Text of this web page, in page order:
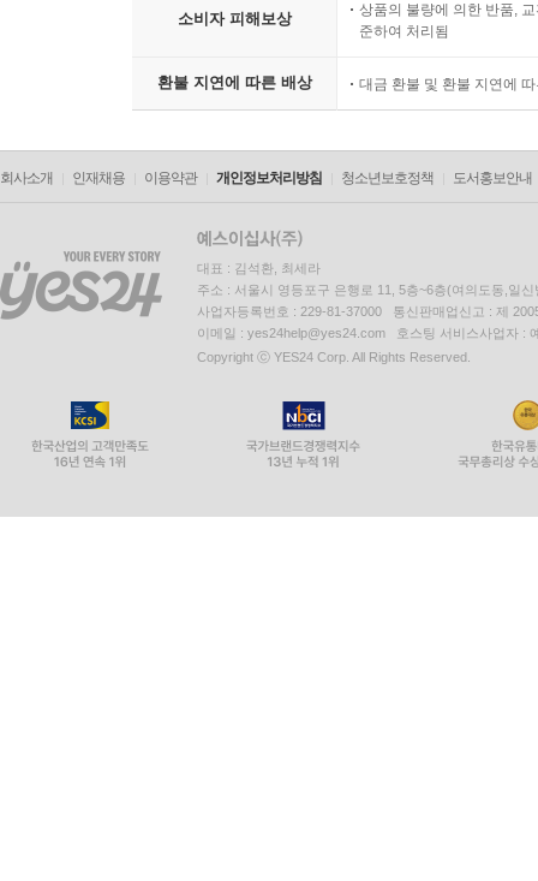
소비자 피해보상
상품의 불량에 의한 반품,
준하여 처리됨
환불 지연에 따른 배상 대금 환불 및 환불 지연에
회사소개 인재채용 이용약관 개인정보처리방침 청소년보호정책 도서홍보안내
대표 : 김석환, 최세라
주소 : 서울시 영등포구 은행로 11, 5층~6층(여의도동,일신
사업자등록번호 : 229-81-37000 통신판매업신고 : 제
이메일 : yes24help@yes24.com 호스팅 서비스사업자 :
Copyright ⓒ YES24 Corp. All Rights Reserved.